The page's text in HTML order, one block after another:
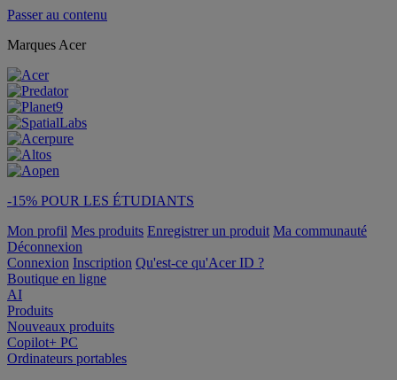
Passer au contenu
Marques Acer
-15% POUR LES ÉTUDIANTS
Mon profil Mes produits Enregistrer un produit Ma communauté
Déconnexion
Connexion Inscription Qu'est-ce qu'Acer ID ?
Boutique en ligne
AI
Produits
Nouveaux produits
Copilot+ PC
Ordinateurs portables